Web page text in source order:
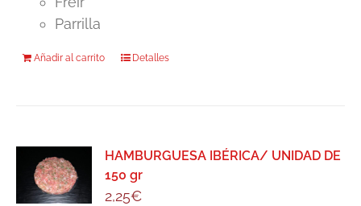
Parrilla
Añadir al carrito Detalles
HAMBURGUESA IBÉRICA/ UNIDAD DE
150 gr
2,25€